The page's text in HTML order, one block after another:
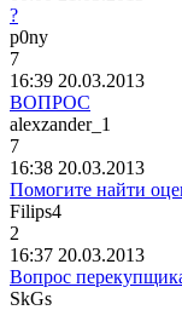
?
p0ny
7
16:39 20.03.2013
ВОПРОС
alexzander_1
7
16:38 20.03.2013
Помогите найти
Filips4
2
16:37 20.03.2013
Вопрос
SkGs